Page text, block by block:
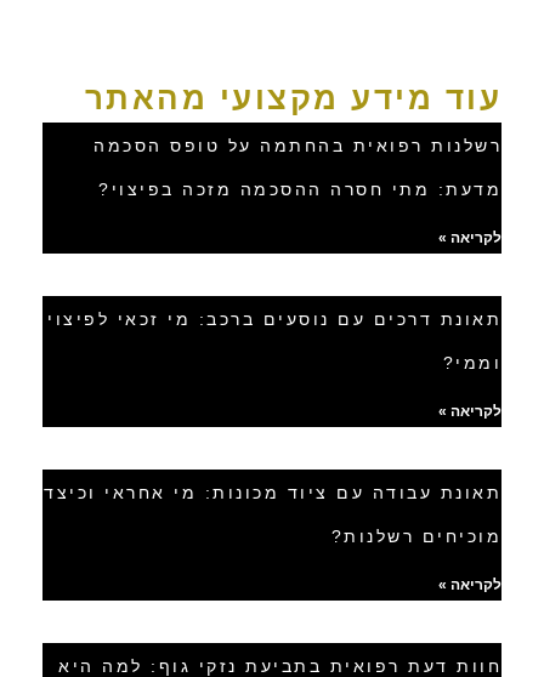
עוד מידע מקצועי מהאתר
רשלנות רפואית בהחתמה על טופס הסכמה
מדעת: מתי חסרה ההסכמה מזכה בפיצוי?
לקריאה »
תאונת דרכים עם נוסעים ברכב: מי זכאי לפיצוי
וממי?
לקריאה »
תאונת עבודה עם ציוד מכונות: מי אחראי וכיצד
מוכיחים רשלנות?
לקריאה »
חוות דעת רפואית בתביעת נזקי גוף: למה היא